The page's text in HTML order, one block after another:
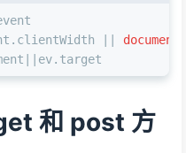
. clientWidth document
||ev. target
和 post 方